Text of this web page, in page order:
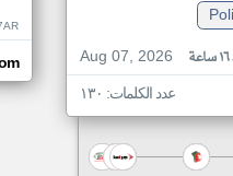
Aug 07, 2026
عدد الكلمات: ١٣٠